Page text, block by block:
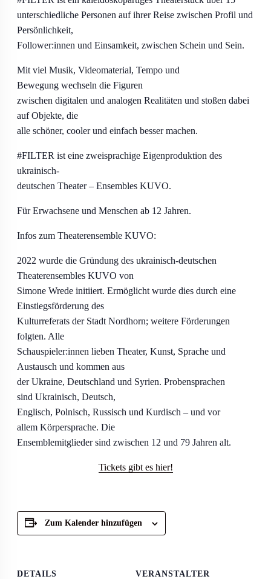
unterschiedliche Personen auf ihrer Reise zwischen Profil und
Persönlichkeit,
Follower:innen und Einsamkeit, zwischen Schein und Sein.
Mit viel Musik, Videomaterial, Tempo und
Bewegung wechseln die Figuren
zwischen digitalen und analogen Realitäten und stoßen dabei
auf Objekte, die
alle schöner, cooler und einfach besser machen.
#FILTER ist eine zweisprachige Eigenproduktion des
ukrainisch-
deutschen Theater – Ensembles KUVO.
Für Erwachsene und Menschen ab 12 Jahren.
Infos zum Theaterensemble KUVO:
2022 wurde die Gründung des ukrainisch-deutschen
Theaterensembles KUVO von
Simone Wrede initiiert. Ermöglicht wurde dies durch eine
Einstiegsförderung des
Kulturreferats der Stadt Nordhorn; weitere Förderungen
folgten. Alle
Schauspieler:innen lieben Theater, Kunst, Sprache und
Austausch und kommen aus
der Ukraine, Deutschland und Syrien. Probensprachen
sind Ukrainisch, Deutsch,
Englisch, Polnisch, Russisch und Kurdisch – und vor
allem Körpersprache. Die
Ensemblemitglieder sind zwischen 12 und 79 Jahren alt.
Tickets gibt es hier!
Zum Kalender hinzufügen
DETAILS
VERANSTALTER